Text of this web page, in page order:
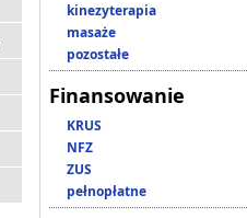
kinezyterapia
masaże
pozostałe
Finansowanie
KRUS
NFZ
ZUS
pełnopłatne